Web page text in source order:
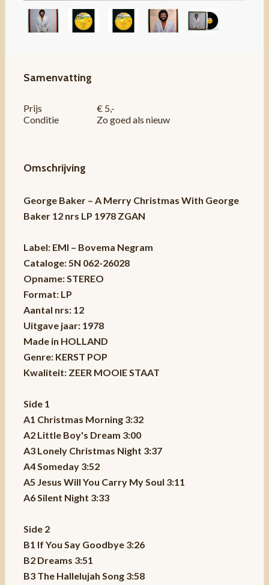
Samenvatting
Prijs
€ 5,-
Conditie
Zo goed als nieuw
Omschrijving
George Baker – A Merry Christmas With George
Baker 12 nrs LP 1978 ZGAN
Label: EMI – Bovema Negram
Cataloge: 5N 062-26028
Opname: STEREO
Format: LP
Aantal nrs: 12
Uitgave jaar: 1978
Made in HOLLAND
Genre: KERST POP
Kwaliteit: ZEER MOOIE STAAT
Side 1
A1 Christmas Morning 3:32
A2 Little Boy's Dream 3:00
A3 Lonely Christmas Night 3:37
A4 Someday 3:52
A5 Jesus Will You Carry My Soul 3:11
A6 Silent Night 3:33
Side 2
B1 If You Say Goodbye 3:26
B2 Dreams 3:51
B3 The Hallelujah Song 3:58